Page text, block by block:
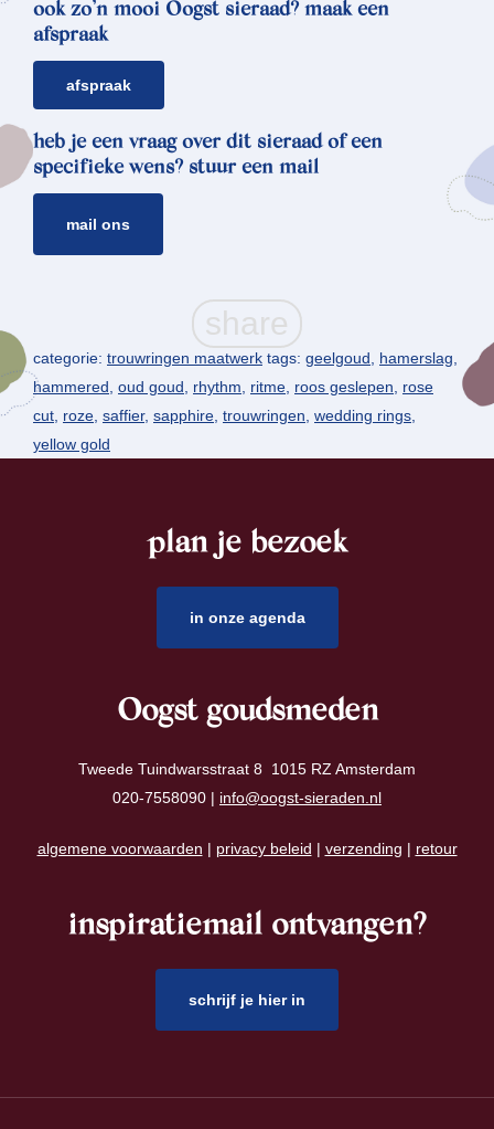
ook zo’n mooi Oogst sieraad? maak een
afspraak
afspraak
heb je een vraag over dit sieraad of een
specifieke wens? stuur een mail
mail ons
categorie: trouwringen maatwerk tags: geelgoud, hamerslag,
hammered, oud goud, rhythm, ritme, roos geslepen, rose
cut, roze, saffier, sapphire, trouwringen, wedding rings,
yellow gold
plan je bezoek
in onze agenda
Oogst goudsmeden
Tweede Tuindwarsstraat 8 1015 RZ Amsterdam
020-7558090 | info@oogst-sieraden.nl
algemene voorwaarden | privacy beleid | verzending | retour
inspiratiemail ontvangen?
schrijf je hier in